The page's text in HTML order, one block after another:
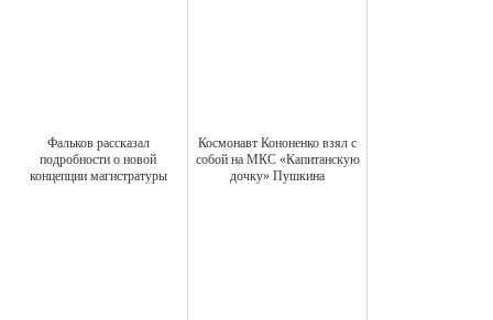
Фальков рассказал
подробности о новой
концепции магистратуры
Космонавт Кононенко взял с
собой на МКС «Капитанскую
дочку» Пушкина